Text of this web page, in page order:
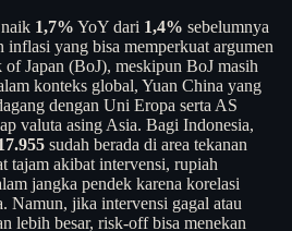
1,7% YoY dari 1,4% sebelumnya
inflasi yang bisa memperkuat argumen
Japan (BoJ), meskipun BoJ masih
konteks global, Yuan China yang
dengan Uni Eropa serta AS
valuta asing Asia. Bagi Indonesia,
sudah berada di area tekanan
tajam akibat intervensi, rupiah
jangka pendek karena korelasi
Namun, jika intervensi gagal atau
lebih besar, risk-off bisa menekan